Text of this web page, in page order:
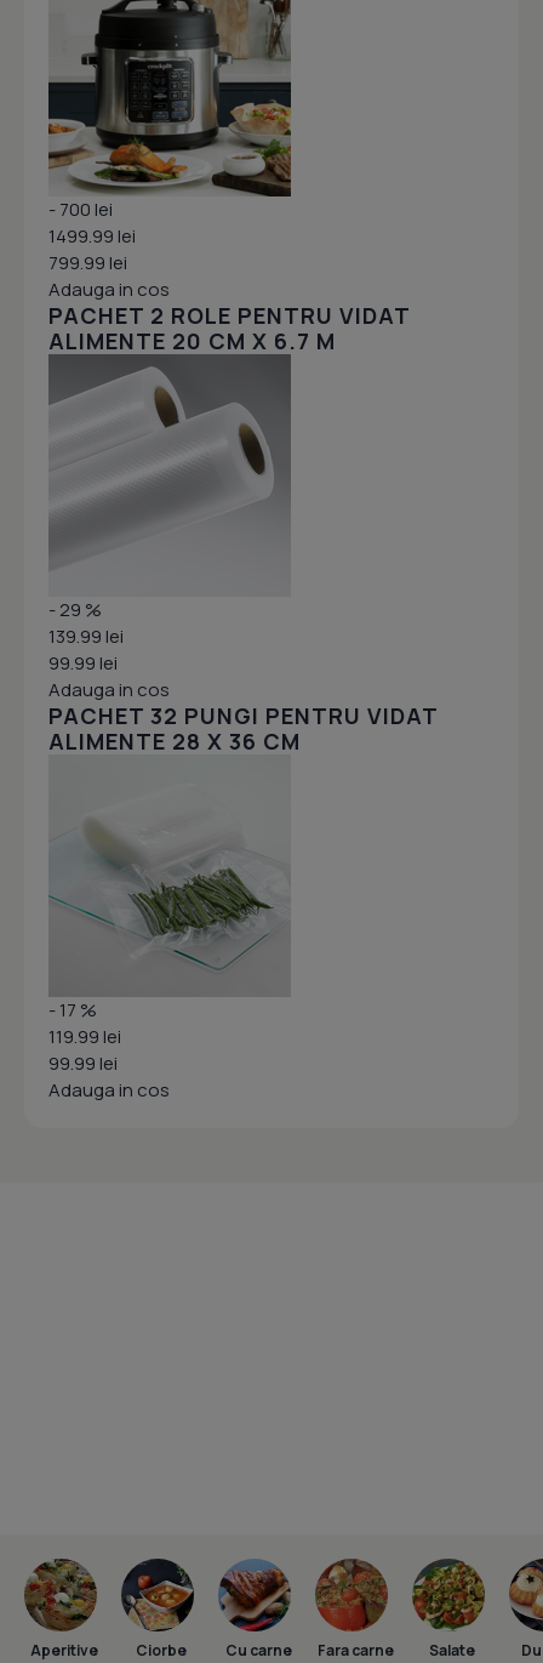
- 700 lei
1499.99 lei
799.99 lei
Adauga in cos
PACHET 2 ROLE PENTRU VIDAT
ALIMENTE 20 CM X 6.7 M
- 29 %
139.99 lei
99.99 lei
Adauga in cos
PACHET 32 PUNGI PENTRU VIDAT
ALIMENTE 28 X 36 CM
- 17 %
119.99 lei
99.99 lei
Adauga in cos
Aperitive Ciorbe Cu carne Fara carne Salate